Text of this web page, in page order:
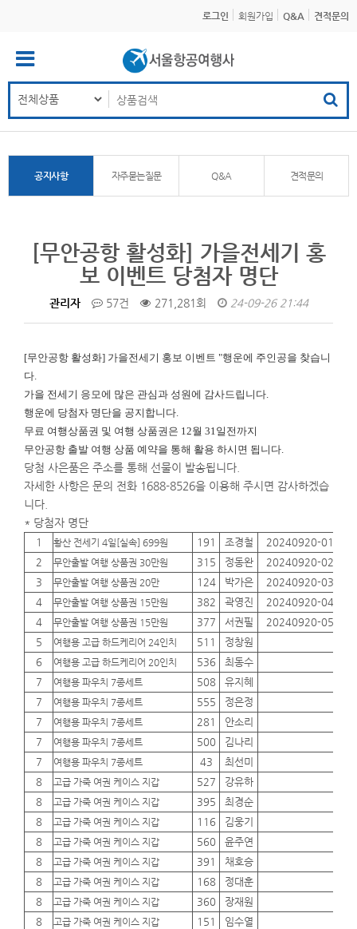
로그인 회원가입 Q&A 견적문의
공지사항 자주묻는질문 Q&A 견적문의
[무안공항 활성화] 가을전세기 홍
보 이벤트 당첨자 명단
관리자 57건 271,281회 24-09-26 21:44
[무안공항 활성화] 가을전세기 홍보 이벤트 "행운에 주인공을 찾습니
다.
가을 전세기 응모에 많은 관심과 성원에 감사드립니다.
행운에 당첨자 명단을 공지합니다.
무료 여행상품권 및 여행 상품권은 12월 31일전까지
무안공항 출발 여행 상품 예약을 통해 활용 하시면 됩니다.
당첨 사은품은 주소를 통해 선물이 발송됩니다.
자세한 사항은 문의 전화 1688-8526을 이용해 주시면 감사하겠습
니다.
* 당첨자 명단
1 황산 전세기 4일[실속] 699원 191 조경철 20240920-01
2
무안출발 여행 상품권 30만원 315 정동완 20240920-02
3
무안출발 여행 상품권 20만 124 박가은 20240920-03
4
무안출발 여행 상품권 15만원 382 곽영진 20240920-04
4
무안출발 여행 상품권 15만원 377 서권필 20240920-05
5
여행용 고급 하드케리어 24인치 511 정창원
6
여행용 고급 하드케리어 20인치 536 최동수
7
여행용 파우치 7종세트 508 유지혜
7
여행용 파우치 7종세트 555 정은정
7
여행용 파우치 7종세트 281 안소리
7
여행용 파우치 7종세트 500 김나리
7
여행용 파우치 7종세트 43 최선미
8
고급 가죽 여권 케이스 지갑 527 강유하
8
고급 가죽 여권 케이스 지갑 395 최경순
8
고급 가죽 여권 케이스 지갑 116 김웅기
8
고급 가죽 여권 케이스 지갑 560 윤주연
8
고급 가죽 여권 케이스 지갑 391 채호승
8
고급 가죽 여권 케이스 지갑 168 정대훈
8
고급 가죽 여권 케이스 지갑 360 장재원
8
고급 가죽 여권 케이스 지갑 151 임수열